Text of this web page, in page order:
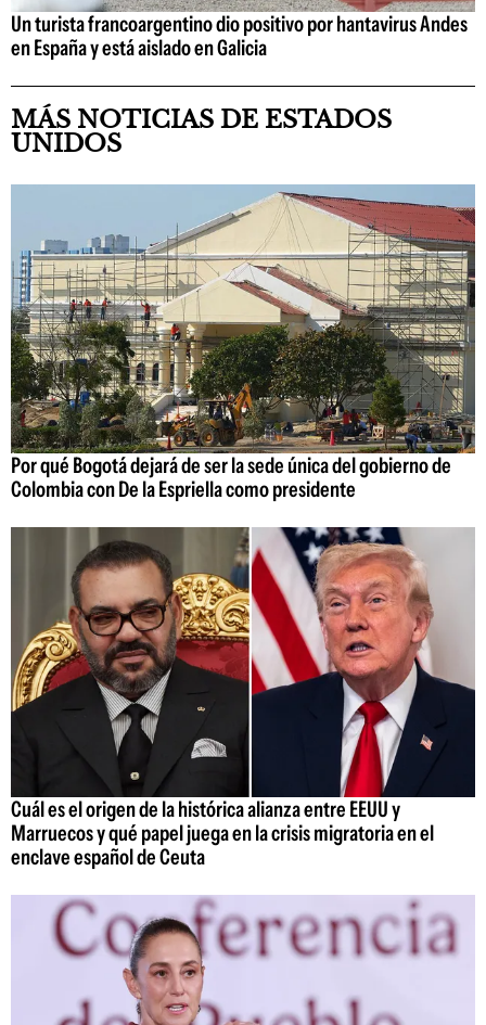
Un turista francoargentino dio positivo por hantavirus Andes
en España y está aislado en Galicia
MÁS NOTICIAS DE ESTADOS
UNIDOS
Por qué Bogotá dejará de ser la sede única del gobierno de
Colombia con De la Espriella como presidente
Cuál es el origen de la histórica alianza entre EEUU y
Marruecos y qué papel juega en la crisis migratoria en el
enclave español de Ceuta